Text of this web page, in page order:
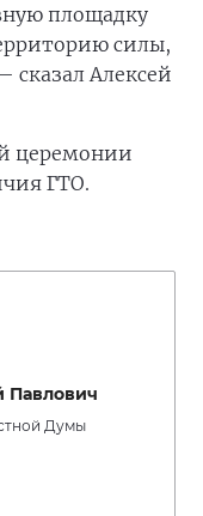
площадку
силы,
Алексей
церемонии
ГТО.
Павлович
Думы